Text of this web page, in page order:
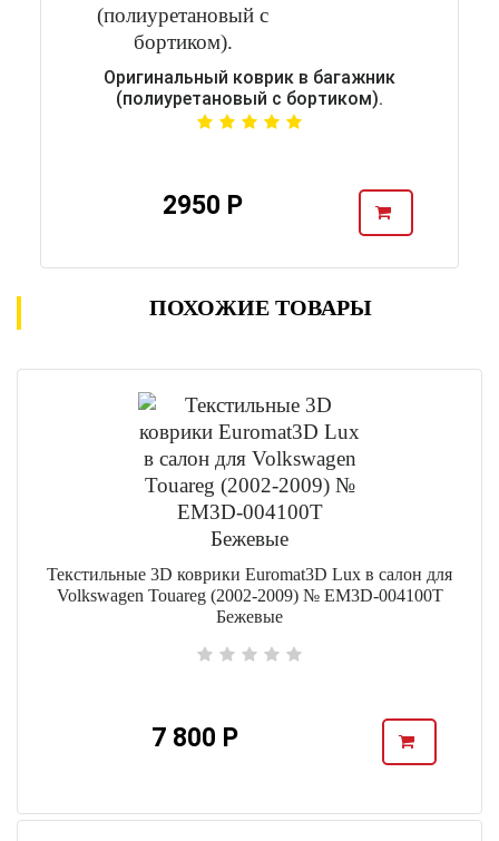
Оригинальный коврик в багажник
(полиуретановый с бортиком).
2950 Р
ПОХОЖИЕ ТОВАРЫ
Текстильные 3D коврики Euromat3D Lux в салон для
Volkswagen Touareg (2002-2009) № EM3D-004100T
Бежевые
7 800 Р